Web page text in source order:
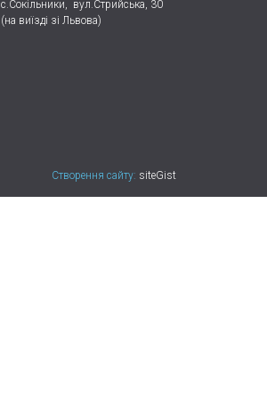
с.Сокільники, вул.Стрийська, 30
(на виїзді зі Львова)
Створення сайту: siteGist